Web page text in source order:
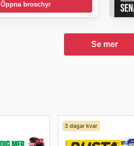
Öppna broschyr
Se mer
3 dagar kvar